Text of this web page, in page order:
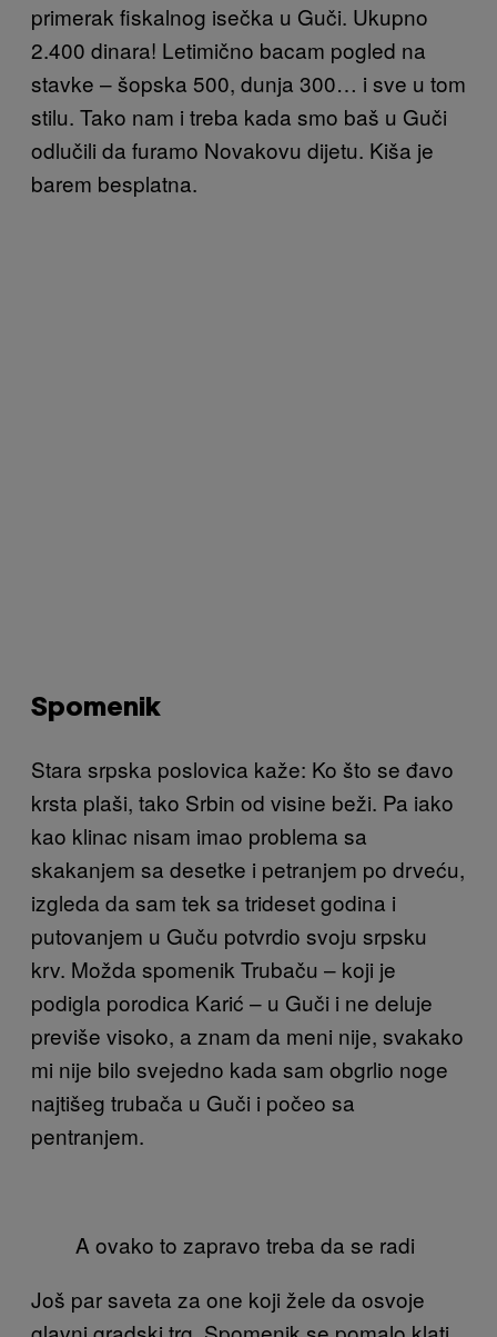
primerak fiskalnog isečka u Guči. Ukupno
2.400 dinara! Letimično bacam pogled na
stavke – šopska 500, dunja 300… i sve u tom
stilu. Tako nam i treba kada smo baš u Guči
odlučili da furamo Novakovu dijetu. Kiša je
barem besplatna.
Spomenik
Stara srpska poslovica kaže: Ko što se đavo
krsta plaši, tako Srbin od visine beži. Pa iako
kao klinac nisam imao problema sa
skakanjem sa desetke i petranjem po drveću,
izgleda da sam tek sa trideset godina i
putovanjem u Guču potvrdio svoju srpsku
krv. Možda spomenik Trubaču – koji je
podigla porodica Karić – u Guči i ne deluje
previše visoko, a znam da meni nije, svakako
mi nije bilo svejedno kada sam obgrlio noge
najtišeg trubača u Guči i počeo sa
pentranjem.
A ovako to zapravo treba da se radi
Još par saveta za one koji žele da osvoje